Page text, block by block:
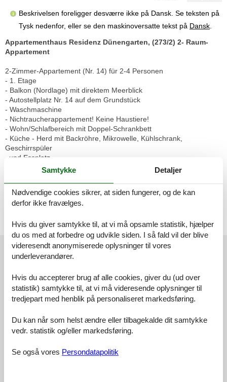
Beskrivelsen foreligger desværre ikke på Dansk. Se teksten på
Tysk nedenfor, eller se den maskinoversatte tekst på Dansk
Appartementhaus Residenz Dünengarten, (273/2) 2- Raum-
Appartement
2-Zimmer-Appartement (Nr. 14) für 2-4 Personen
- 1. Etage
- Balkon (Nordlage) mit direktem Meerblick
- Autostellplatz Nr. 14 auf dem Grundstück
- Waschmaschine
- Nichtraucherappartement! Keine Haustiere!
- Wohn/Schlafbereich mit Doppel-Schrankbett
- Küche - Herd mit Backröhre, Mikrowelle, Kühlschrank,
Geschirrspüler
und Essplatz
- 1. Schlafzimmer mit Doppelbett und Kleiderschrank
Verbrauchsgegenstände (Toilettenpapier, Müllbeutel, Spülmittel
etc.) sind in einer
besorgen.
Eksterne anmeldelser
Vores gæsteanmeldelser
4,2
Faciliteter:
Venlighed:
Samtykke Detaljer
Nødvendige cookies sikrer, at siden fungerer, og de kan
derfor ikke fravælges.
Hvis du giver samtykke til, at vi må opsamle statistik, hjælper
du os med at forbedre og udvikle siden. I så fald vil der blive
videresendt anonymiserede oplysninger til vores
underleverandører.
Hvis du accepterer brug af alle cookies, giver du (ud over
statistik) samtykke til, at vi må videresende oplysninger til
tredjepart med henblik på personaliseret markedsføring.
Du kan når som helst ændre eller tilbagekalde dit samtykke
vedr. statistik og/eller markedsføring.
Se også vores Persondatapolitik